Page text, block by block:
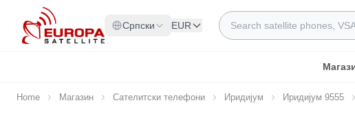
Skip to Content
Српски EUR
Search
Home Магазин Сателитски телефони Иридијум Иридијум 9555